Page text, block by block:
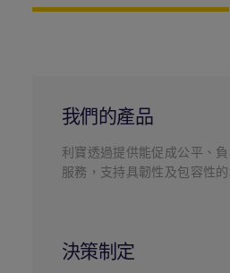
我們的產品
利寶透過提供能促成公平、
服務，支持具韌性及包容性的
決策制定